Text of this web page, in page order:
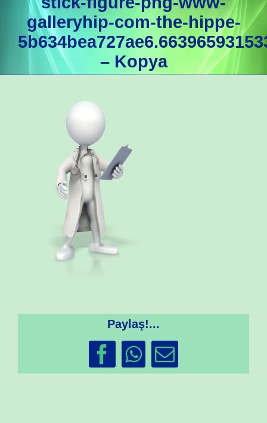
galleryhip-com-the-hippe-
– Kopya
Paylaş!...
Facebook
WhatsApp
Email